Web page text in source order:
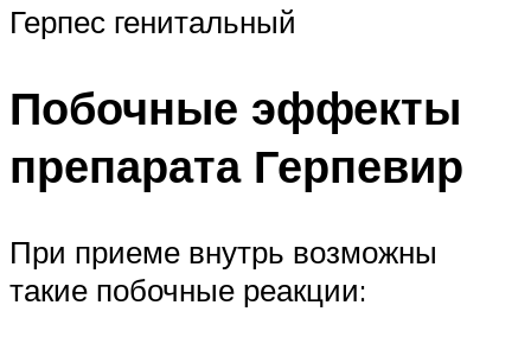
Герпес генитальный
Побочные эффекты
препарата Герпевир
При приеме внутрь возможны
такие побочные реакции: